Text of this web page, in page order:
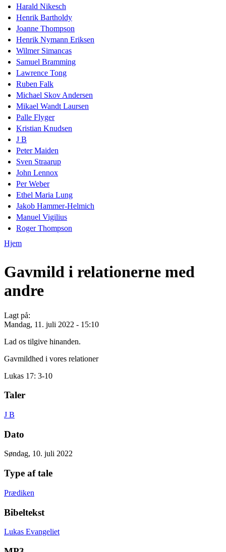
Harald Nikesch
Henrik Bartholdy
Joanne Thompson
Henrik Nymann Eriksen
Wilmer Simancas
Samuel Bramming
Lawrence Tong
Ruben Falk
Michael Skov Andersen
Mikael Wandt Laursen
Palle Flyger
Kristian Knudsen
J B
Peter Maiden
Sven Straarup
John Lennox
Per Weber
Ethel Maria Lung
Jakob Hammer-Helmich
Manuel Vigilius
Roger Thompson
Hjem
Gavmild i relationerne med
andre
Lagt på:
Mandag, 11. juli 2022 - 15:10
Lad os tilgive hinanden.
Gavmildhed i vores relationer
Lukas 17: 3-10
Taler
J B
Dato
Søndag, 10. juli 2022
Type af tale
Prædiken
Bibeltekst
Lukas Evangeliet